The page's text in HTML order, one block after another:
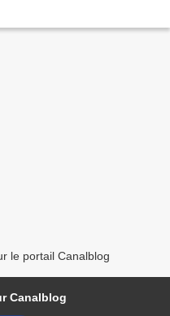
le portail Canalblog
Canalblog